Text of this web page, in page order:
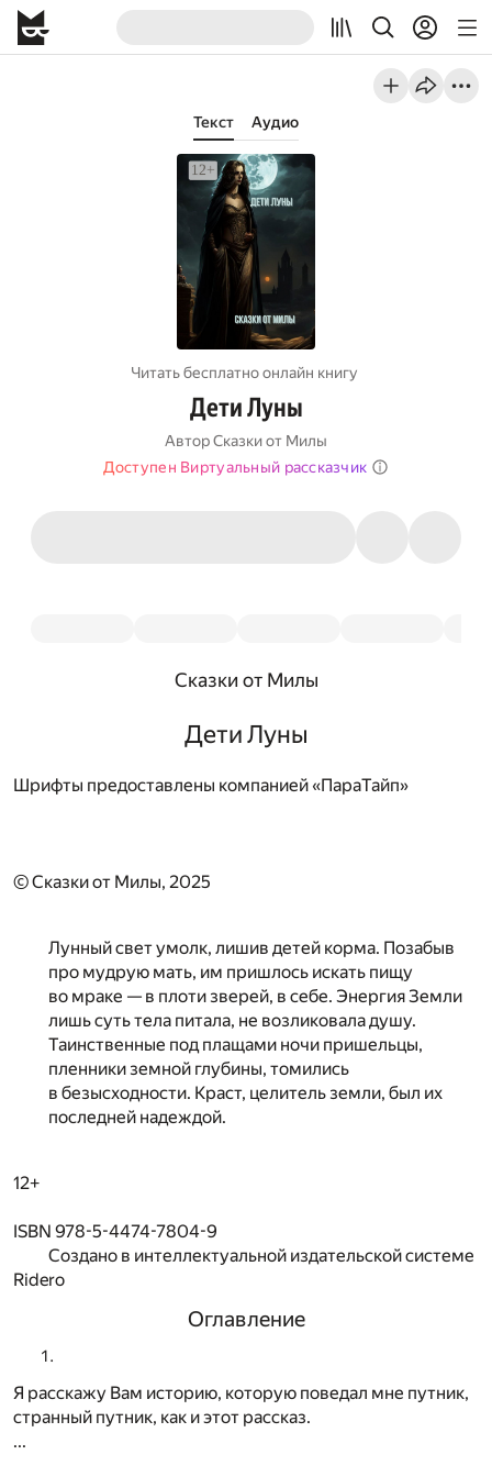
Текст Аудио
Читать бесплатно онлайн книгу
Дети Луны
АвторСказки от Милы
Доступен Виртуальный рассказчик
Сказки от Милы
Дети Луны
Шрифты предоставлены компанией «ПараТайп»
© Сказки от Милы, 2025
Лунный свет умолк, лишив детей корма. Позабыв
про мудрую мать, им пришлось искать пищу
во мраке — в плоти зверей, в себе. Энергия Земли
лишь суть тела питала, не возликовала душу.
Таинственные под плащами ночи пришельцы,
пленники земной глубины, томились
в безысходности. Краст, целитель земли, был их
последней надеждой.
12+
ISBN 978-5-4474-7804-9
Создано в интеллектуальной издательской системе
Ridero
Оглавление
Я расскажу Вам историю, которую поведал мне путник,
странный путник, как и этот рассказ.
...